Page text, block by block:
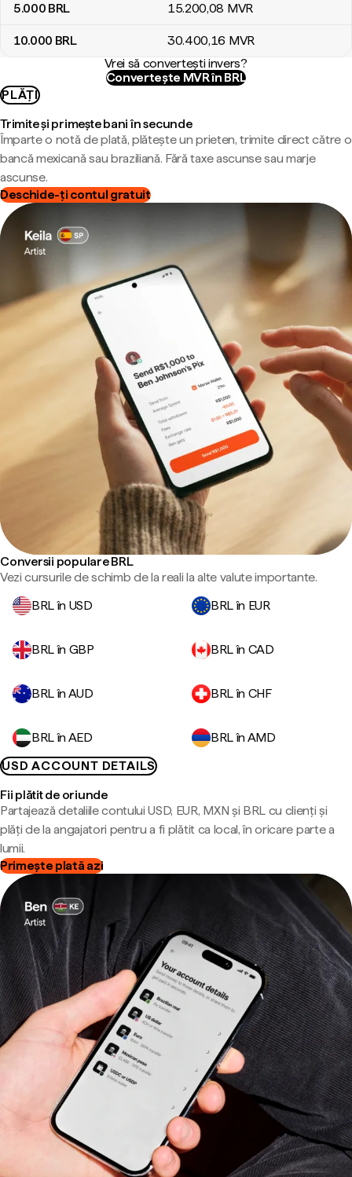
5.000 BRL 15.200,08 MVR
10.000 BRL 30.400,16 MVR
Vrei să convertești invers?
Convertește MVR în BRL
PLĂȚI
Trimite și primește bani în secunde
Împarte o notă de plată, plătește un prieten, trimite direct către o
bancă mexicană sau braziliană. Fără taxe ascunse sau marje
ascunse.
Deschide-ți contul gratuit
Conversii populare BRL
Vezi cursurile de schimb de la reali la alte valute importante.
BRL în USD
BRL în EUR
BRL în GBP BRL în CAD
BRL în AUD BRL în CHF
BRL în AED
BRL în AMD
USD ACCOUNT DETAILS
Fii plătit de oriunde
Partajează detaliile contului USD, EUR, MXN și BRL cu clienți și
plăți de la angajatori pentru a fi plătit ca local, în oricare parte a
lumii.
Primește plată azi